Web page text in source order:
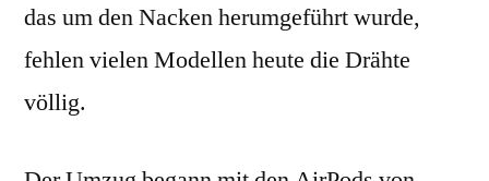
das um den Nacken herumgeführt wurde,
fehlen vielen Modellen heute die Drähte
völlig.